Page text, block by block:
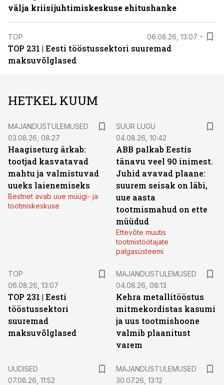
välja kriisijuhtimiskeskuse ehitushanke
TOP 06.08.26, 13:07
TOP 231 | Eesti tööstussektori suuremad
maksuvõlglased
HETKEL KUUM
MAJANDUSTULEMUSED
03.08.26, 08:27
Haagiseturg ärkab:
tootjad kasvatavad
mahtu ja valmistuvad
uueks laienemiseks
Bestnet avab uue müügi- ja
tootmiskeskuse
SUUR LUGU
04.08.26, 10:42
ABB palkab Eestis
tänavu veel 90 inimest.
Juhid avavad plaane:
suurem seisak on läbi,
uue aasta
tootmismahud on ette
müüdud
Ettevõte muutis
tootmistöötajate
palgasüsteemi
TOP
06.08.26, 13:07
TOP 231 | Eesti
tööstussektori
suuremad
maksuvõlglased
MAJANDUSTULEMUSED
04.08.26, 08:13
Kehra metallitööstus
mitmekordistas kasumi
ja uus tootmishoone
valmib plaanitust
varem
UUDISED
07.08.26, 11:52
MAJANDUSTULEMUSED
30.07.26, 13:12